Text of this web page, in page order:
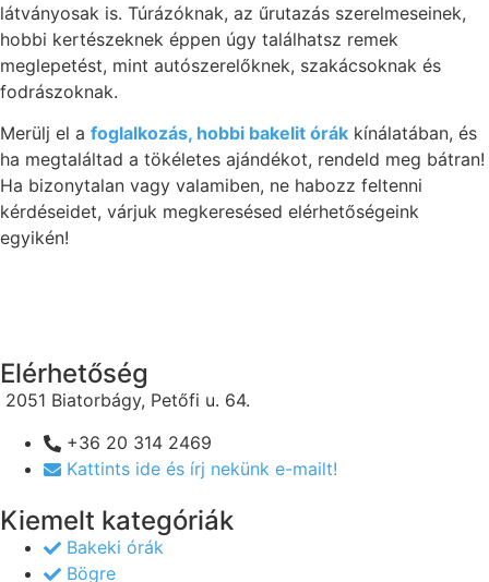
látványosak is. Túrázóknak, az űrutazás szerelmeseinek,
hobbi kertészeknek éppen úgy találhatsz remek
meglepetést, mint autószerelőknek, szakácsoknak és
fodrászoknak.
Merülj el a foglalkozás, hobbi bakelit órák kínálatában, és
ha megtaláltad a tökéletes ajándékot, rendeld meg bátran!
Ha bizonytalan vagy valamiben, ne habozz feltenni
kérdéseidet, várjuk megkeresésed elérhetőségeink
egyikén!
Elérhetőség
2051 Biatorbágy, Petőfi u. 64.
+36 20 314 2469
Kattints ide és írj nekünk e-mailt!
Kiemelt kategóriák
Bakeki órák
Bögre